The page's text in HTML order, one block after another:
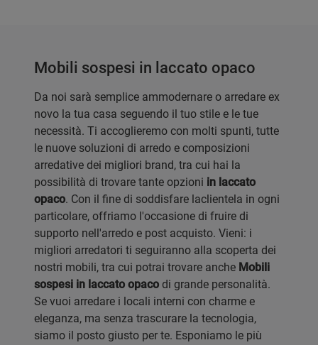
Mobili sospesi in laccato opaco
Da noi sarà semplice ammodernare o arredare ex
novo la tua casa seguendo il tuo stile e le tue
necessità. Ti accoglieremo con molti spunti, tutte
le nuove soluzioni di arredo e composizioni
arredative dei migliori brand, tra cui hai la
possibilità di trovare tante opzioni in laccato
opaco. Con il fine di soddisfare laclientela in ogni
particolare, offriamo l'occasione di fruire di
supporto nell'arredo e post acquisto. Vieni: i
migliori arredatori ti seguiranno alla scoperta dei
nostri mobili, tra cui potrai trovare anche Mobili
sospesi in laccato opaco di grande personalità.
Se vuoi arredare i locali interni con charme e
eleganza, ma senza trascurare la tecnologia,
siamo il posto giusto per te. Esponiamo le più